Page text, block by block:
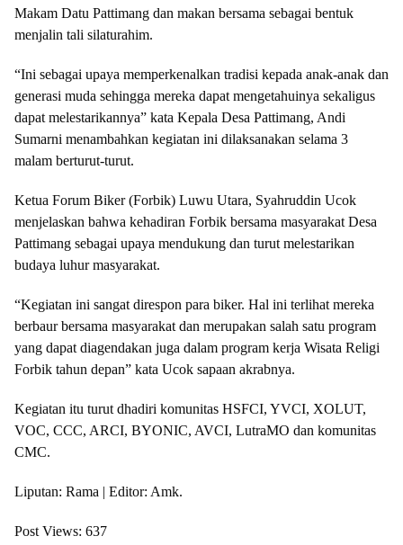
Makam Datu Pattimang dan makan bersama sebagai bentuk
menjalin tali silaturahim.
“Ini sebagai upaya memperkenalkan tradisi kepada anak-anak dan
generasi muda sehingga mereka dapat mengetahuinya sekaligus
dapat melestarikannya” kata Kepala Desa Pattimang, Andi
Sumarni menambahkan kegiatan ini dilaksanakan selama 3
malam berturut-turut.
Ketua Forum Biker (Forbik) Luwu Utara, Syahruddin Ucok
menjelaskan bahwa kehadiran Forbik bersama masyarakat Desa
Pattimang sebagai upaya mendukung dan turut melestarikan
budaya luhur masyarakat.
“Kegiatan ini sangat direspon para biker. Hal ini terlihat mereka
berbaur bersama masyarakat dan merupakan salah satu program
yang dapat diagendakan juga dalam program kerja Wisata Religi
Forbik tahun depan” kata Ucok sapaan akrabnya.
Kegiatan itu turut dhadiri komunitas HSFCI, YVCI, XOLUT,
VOC, CCC, ARCI, BYONIC, AVCI, LutraMO dan komunitas
CMC.
Liputan: Rama | Editor: Amk.
Post Views: 637